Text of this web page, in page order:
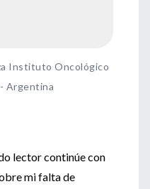
Instituto Oncológico
Argentina
lector continúe con
mi falta de